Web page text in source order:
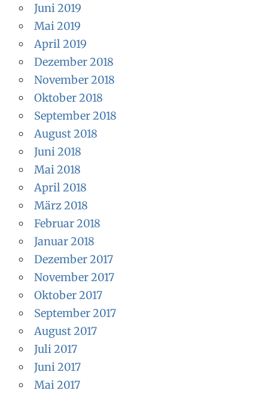
Juni 2019
Mai 2019
April 2019
Dezember 2018
November 2018
Oktober 2018
September 2018
August 2018
Juni 2018
Mai 2018
April 2018
März 2018
Februar 2018
Januar 2018
Dezember 2017
November 2017
Oktober 2017
September 2017
August 2017
Juli 2017
Juni 2017
Mai 2017